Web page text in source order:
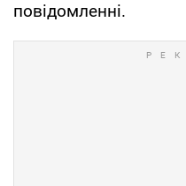
повідомленні.